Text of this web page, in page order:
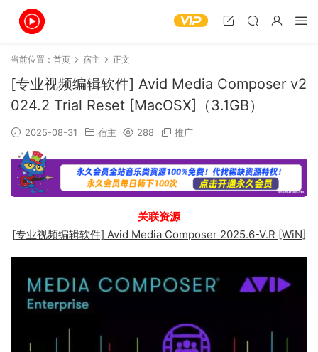
当前位置： 首页 宿主 正文
[专业视频编辑软件] Avid Media Composer v2
024.2 Trial Reset [MacOSX]（3.1GB）
2025-08-31 宿主 288 推广
关联资源
[专业视频编辑软件] Avid Media Composer 2025.6-V.R [WiN]